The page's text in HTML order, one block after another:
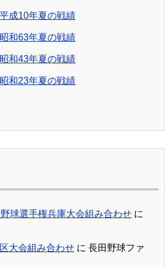
成10年夏の戦績
和63年夏の戦績
和43年夏の戦績
和23年夏の戦績
球選手権兵庫大会組み合わせ に
大会組み合わせ に 長田野球ファ